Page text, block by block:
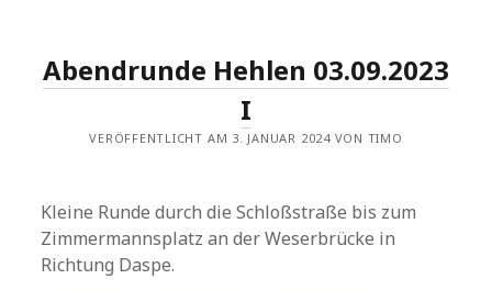
Abendrunde Hehlen 03.09.2023
I
VERÖFFENTLICHT AM 3. JANUAR 2024 VON TIMO
Kleine Runde durch die Schloßstraße bis zum
Zimmermannsplatz an der Weserbrücke in
Richtung Daspe.